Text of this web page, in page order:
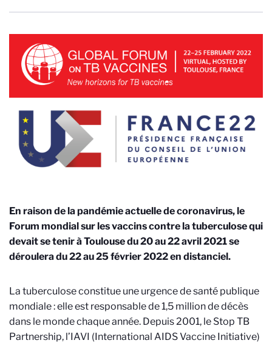
En raison de la pandémie actuelle de coronavirus, le
Forum mondial sur les vaccins contre la tuberculose qui
devait se tenir à Toulouse du 20 au 22 avril 2021 se
déroulera du 22 au 25 février 2022en distanciel.
La tuberculose constitue une urgence de santé publique
mondiale : elle est responsable de 1,5 million de décès
dans le monde chaque année. Depuis 2001, le Stop TB
Partnership, l’IAVI (International AIDS Vaccine Initiative)